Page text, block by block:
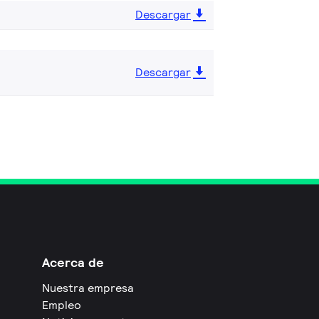
Descargar
Descargar
Acerca de
Nuestra empresa
Empleo